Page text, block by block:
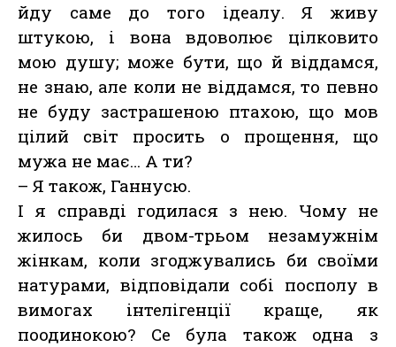
йду саме до того ідеалу. Я живу
штукою, і вона вдоволює цілковито
мою душу; може бути, що й віддамся,
не знаю, але коли не віддамся, то певно
не буду застрашеною птахою, що мов
цілий світ просить о прощення, що
мужа не має… А ти?
– Я також, Ганнусю.
І я справді годилася з нею. Чому не
жилось би двом-трьом незамужнім
жінкам, коли згоджувались би своїми
натурами, відповідали собі посполу в
вимогах інтелігенції краще, як
поодинокою? Се була також одна з